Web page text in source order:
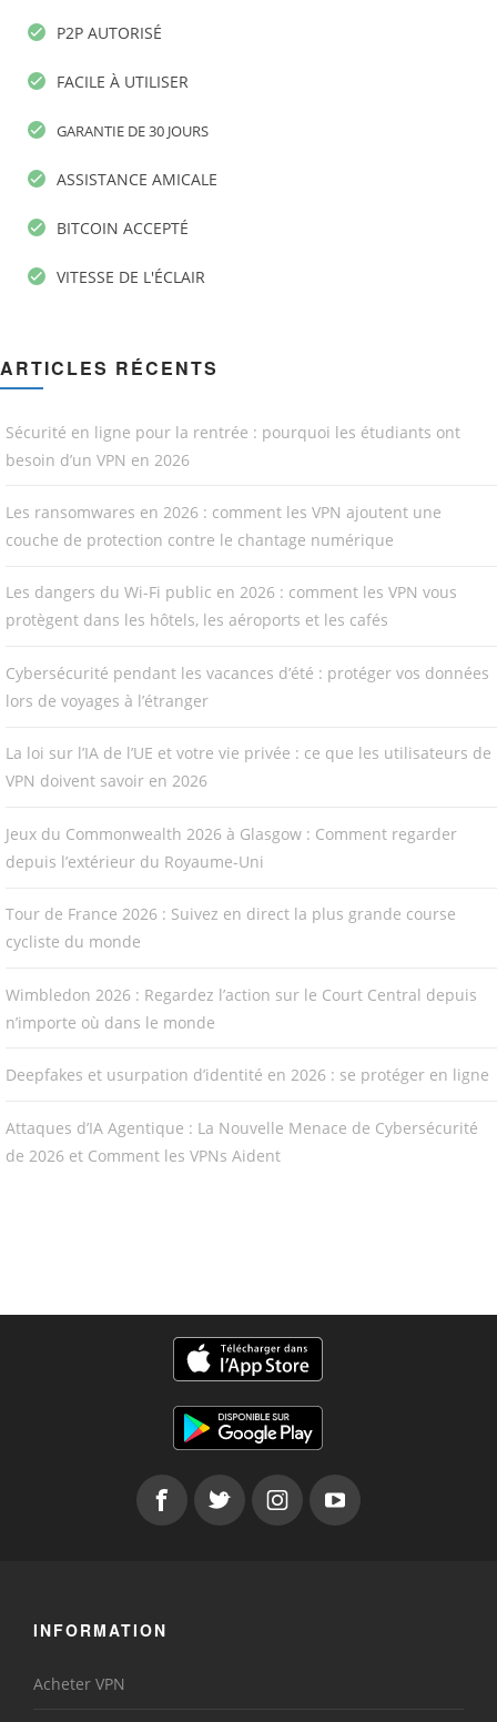
P2P AUTORISÉ
FACILE À UTILISER
GARANTIE DE 30 JOURS
ASSISTANCE AMICALE
BITCOIN ACCEPTÉ
VITESSE DE L'ÉCLAIR
ARTICLES RÉCENTS
Sécurité en ligne pour la rentrée : pourquoi les étudiants ont
besoin d’un VPN en 2026
Les ransomwares en 2026 : comment les VPN ajoutent une
couche de protection contre le chantage numérique
Les dangers du Wi-Fi public en 2026 : comment les VPN vous
protègent dans les hôtels, les aéroports et les cafés
Cybersécurité pendant les vacances d’été : protéger vos données
lors de voyages à l’étranger
La loi sur l’IA de l’UE et votre vie privée : ce que les utilisateurs de
VPN doivent savoir en 2026
Jeux du Commonwealth 2026 à Glasgow : Comment regarder
depuis l’extérieur du Royaume-Uni
Tour de France 2026 : Suivez en direct la plus grande course
cycliste du monde
Wimbledon 2026 : Regardez l’action sur le Court Central depuis
n’importe où dans le monde
Deepfakes et usurpation d’identité en 2026 : se protéger en ligne
Attaques d’IA Agentique : La Nouvelle Menace de Cybersécurité
de 2026 et Comment les VPNs Aident
INFORMATION
Acheter VPN